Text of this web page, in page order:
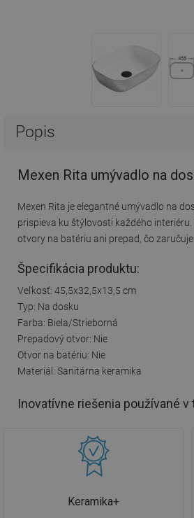
Popis
Mexen Rita umývadlo na
Mexen Rita je elegantné umývadlo na
prispieva ku štýlovosti každého
otvory na batériu ani prepad, čo
Špecifikácia produktu:
Veľkosť: 45,5x32,5x13,5 cm
Typ: Na dosku
Farba: Biela/Strieborná
Prepadový otvor: Nie
Otvor na batériu: Nie
Materiál: Sanitárna keramika
Inovatívne riešenia používané
Keramika+